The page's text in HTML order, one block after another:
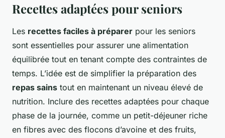
Recettes adaptées pour seniors
Les recettes faciles à préparer pour les seniors
sont essentielles pour assurer une alimentation
équilibrée tout en tenant compte des contraintes de
temps. L’idée est de simplifier la préparation des
repas sains tout en maintenant un niveau élevé de
nutrition. Inclure des recettes adaptées pour chaque
phase de la journée, comme un petit-déjeuner riche
en fibres avec des flocons d’avoine et des fruits,